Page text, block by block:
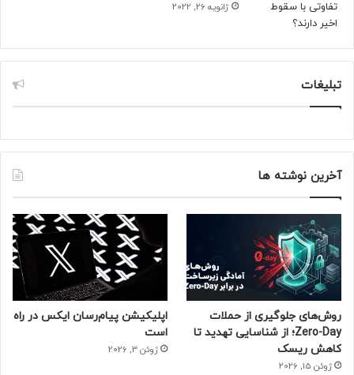
مجله خبری نیوزلن
ژانویه 26, 2022
تبلیغات
آخرین نوشته ها
روش‌های جلوگیری از حملات
Zero-Day؛ از شناسایی تهدید تا
کاهش ریسک
ژوئن 15, 2026
اپلیکیشن پیام‌رسان ایکس در راه
است
ژوئن 3, 2026